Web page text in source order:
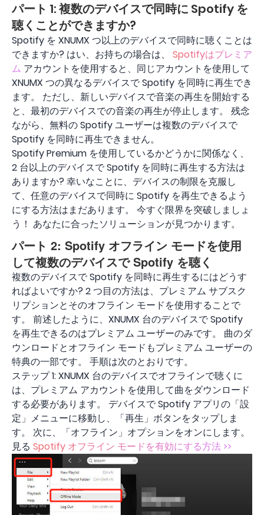
パート 1: 複数のデバイスで同時に Spotify を
聴くことができますか?
Spotify を XNUMX つ以上のデバイスで同時に聴くことは
できますか? はい、お持ちの場合は、 Spotifyはプレミア
ム アカウントを使用すると、同じアカウントを使用して
XNUMX つの異なるデバイスで Spotify を同時に再生でき
ます。 ただし、新しいデバイスで音楽の再生を開始する
と、最初のデバイスでの音楽の再生が停止します。 残念
ながら、無料の Spotify ユーザーは複数のデバイスで
Spotify を同時に再生できません。
Spotify Premium を使用しているかどうかに関係なく、
2 台以上のデバイスで Spotify を同時に再生する方法は
ありますか? 幸いなことに、デバイスの制限を克服し
て、任意のデバイスで同時に Spotify を再生できるよう
にする方法はまだあります。 今すぐ限界を突破しましょ
う！ あなたに合ったソリューションが見つかります。
パート 2: Spotify オフライン モードを使用
して複数のデバイスで Spotify を聴く
複数のデバイスで Spotify を同時に再生するにはどうす
ればよいですか? 2 つ目の方法は、プレミアム サブスク
リプションとそのオフライン モードを使用することで
す。 前述したように、XNUMX 台のデバイスで Spotify
を再生できるのはプレミアム ユーザーのみです。 曲のダ
ウンロードとオフライン モードもプレミアム ユーザーの
特典の一部です。 手順は次のとおりです。
ステップ 1: XNUMX 台のデバイスでオフラインで聴くに
は、プレミアム アカウントを使用して曲をダウンロード
する必要があります。 デバイスで Spotify アプリの「設
定」メニューに移動し、「再生」ボタンをタップしま
す。 次に、「オフライン」オプションをオンにします。
見る Spotify オフライン モードを有効にする方法 >>